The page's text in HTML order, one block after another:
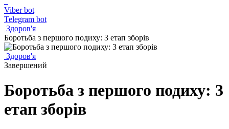
Viber bot
Telegram bot
Здоров'я
Боротьба з першого подиху: 3 етап зборів
Здоров'я
Завершений
Боротьба з першого подиху: 3
етап зборів